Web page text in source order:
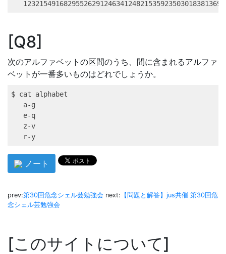
Q8
次のアルファベットの区間のうち、間に含まれるアルファ
ベットが一番多いものはどれでしょうか。
$ cat alphabet
a-g
e-q
z-v
r-y
ノート
prev:第30回危念シェル芸勉強会 next: 【問題と解答】jus共催 第30回危
念シェル芸勉強会
このサイトについて